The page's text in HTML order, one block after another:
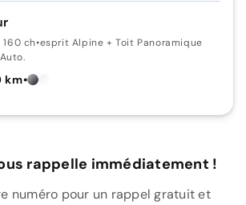
ch•esprit Alpine + Toit Panoramique
Auto.
km•
rappelle immédiatement !
numéro pour un rappel gratuit et